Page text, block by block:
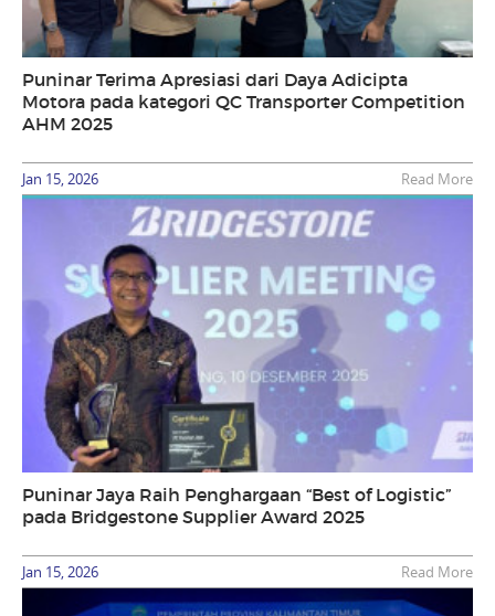
Puninar Terima Apresiasi dari Daya Adicipta
Motora pada kategori QC Transporter Competition
AHM 2025
Jan 15, 2026 Read More
Puninar Jaya Raih Penghargaan “Best of Logistic”
pada Bridgestone Supplier Award 2025
Jan 15, 2026 Read More